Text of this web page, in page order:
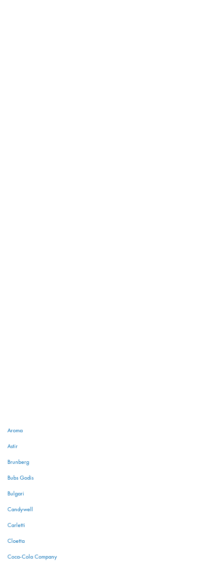
Aroma
Astir
Brunberg
Bubs Godis
Bulgari
Candywell
Carletti
Cloetta
Coca-Cola Company